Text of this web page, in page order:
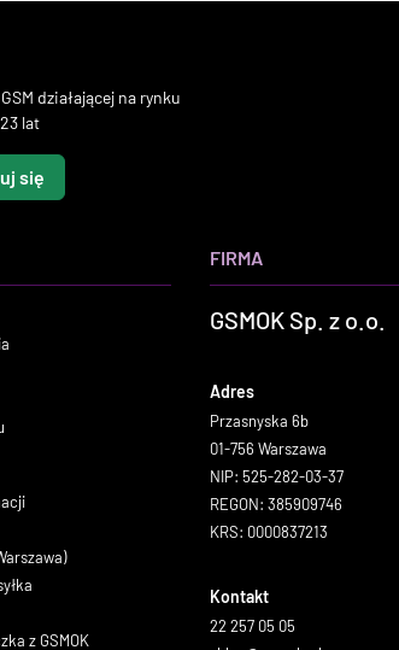
działającej na rynku
lat
się
z GSMOK
FIRMA
GSMOK Sp. z o.o.
Adres
Przasnyska 6b
01-756 Warszawa
NIP: 525-282-03-37
REGON: 385909746
KRS: 0000837213
Kontakt
22 257 05 05